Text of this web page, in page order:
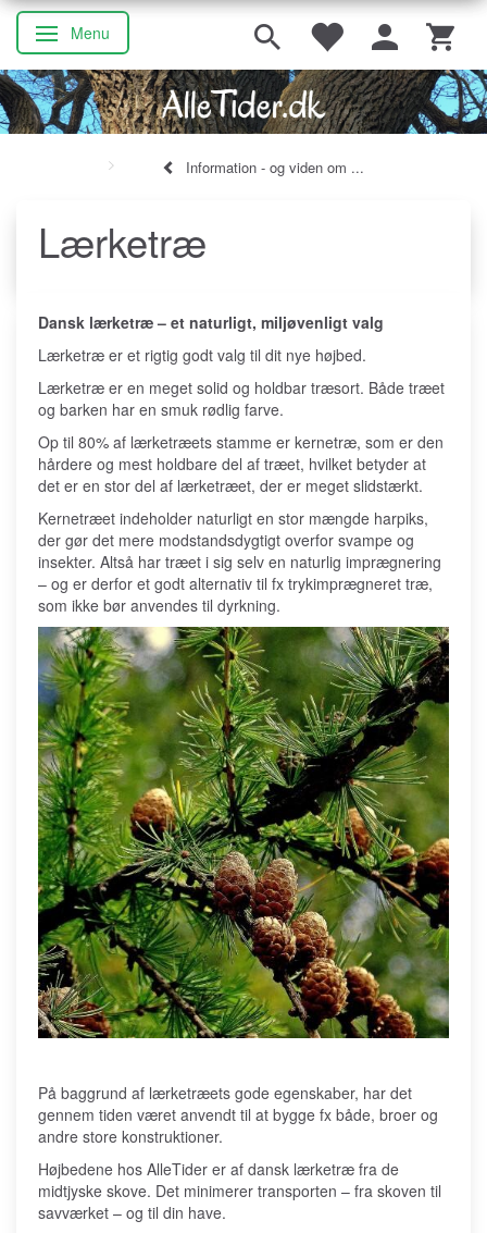
Skifte navigation
Menu
Information - og viden om ...
Lærketræ
Dansk lærketræ – et naturligt, miljøvenligt valg
Lærketræ er et rigtig godt valg til dit nye højbed.
Lærketræ er en meget solid og holdbar træsort. Både træet
og barken har en smuk rødlig farve.
Op til 80% af lærketræets stamme er kernetræ, som er den
hårdere og mest holdbare del af træet, hvilket betyder at
det er en stor del af lærketræet, der er meget slidstærkt.
Kernetræet indeholder naturligt en stor mængde harpiks,
der gør det mere modstandsdygtigt overfor svampe og
insekter. Altså har træet i sig selv en naturlig imprægnering
– og er derfor et godt alternativ til fx trykimprægneret træ,
som ikke bør anvendes til dyrkning.
På baggrund af lærketræets gode egenskaber, har det
gennem tiden været anvendt til at bygge fx både, broer og
andre store konstruktioner.
Højbedene hos AlleTider er af dansk lærketræ fra de
midtjyske skove. Det minimerer transporten – fra skoven til
savværket – og til din have.